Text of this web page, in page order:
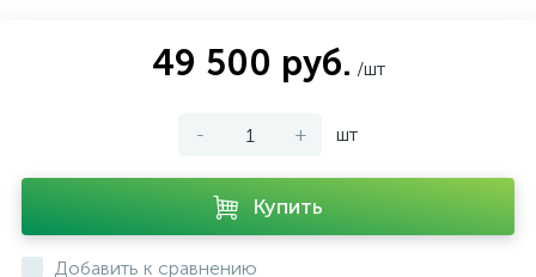
49 500 руб. /шт
- + шт
Купить
Добавить к сравнению